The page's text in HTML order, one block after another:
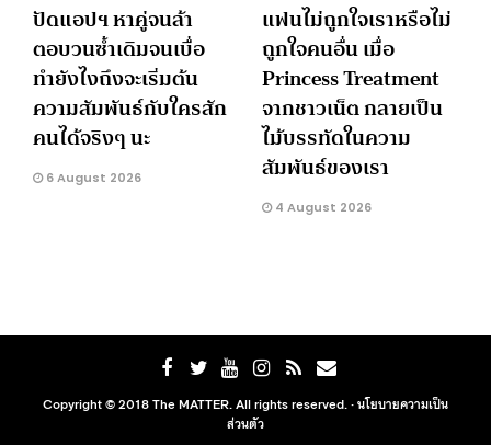
ปัดแอปฯ หาคู่จนล้า
ตอบวนซ้ำเดิมจนเบื่อ
ทำยังไงถึงจะเริ่มต้น
ความสัมพันธ์กับใครสัก
คนได้จริงๆ นะ
6 August 2026
แฟนไม่ถูกใจเราหรือไม่
ถูกใจคนอื่น เมื่อ
Princess Treatment
จากชาวเน็ต กลายเป็น
ไม้บรรทัดในความ
สัมพันธ์ของเรา
4 August 2026
Copyright © 2018 The MATTER. All rights reserved. ·นโยบายความเป็น
ส่วนตัว